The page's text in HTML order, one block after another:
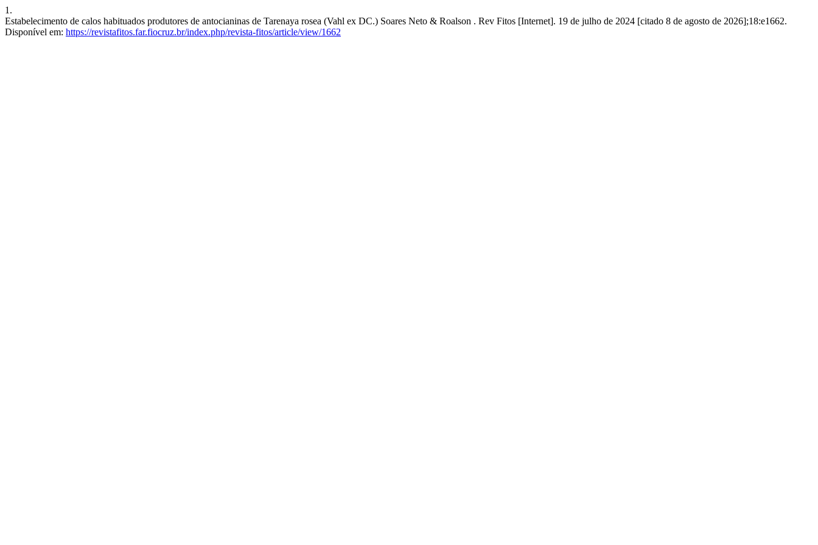
1.
Estabelecimento de calos habituados produtores de antocianinas de Tarenaya rosea (Vahl ex DC.) Soares Neto & Roalson . Rev Fitos [Internet]. 19 de julho de 2024 [citado 8 de agosto de 2026];18:e1662.
Disponível em: https://revistafitos.far.fiocruz.br/index.php/revista-fitos/article/view/1662